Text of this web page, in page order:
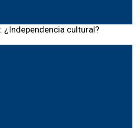
: ¿Independencia cultural?